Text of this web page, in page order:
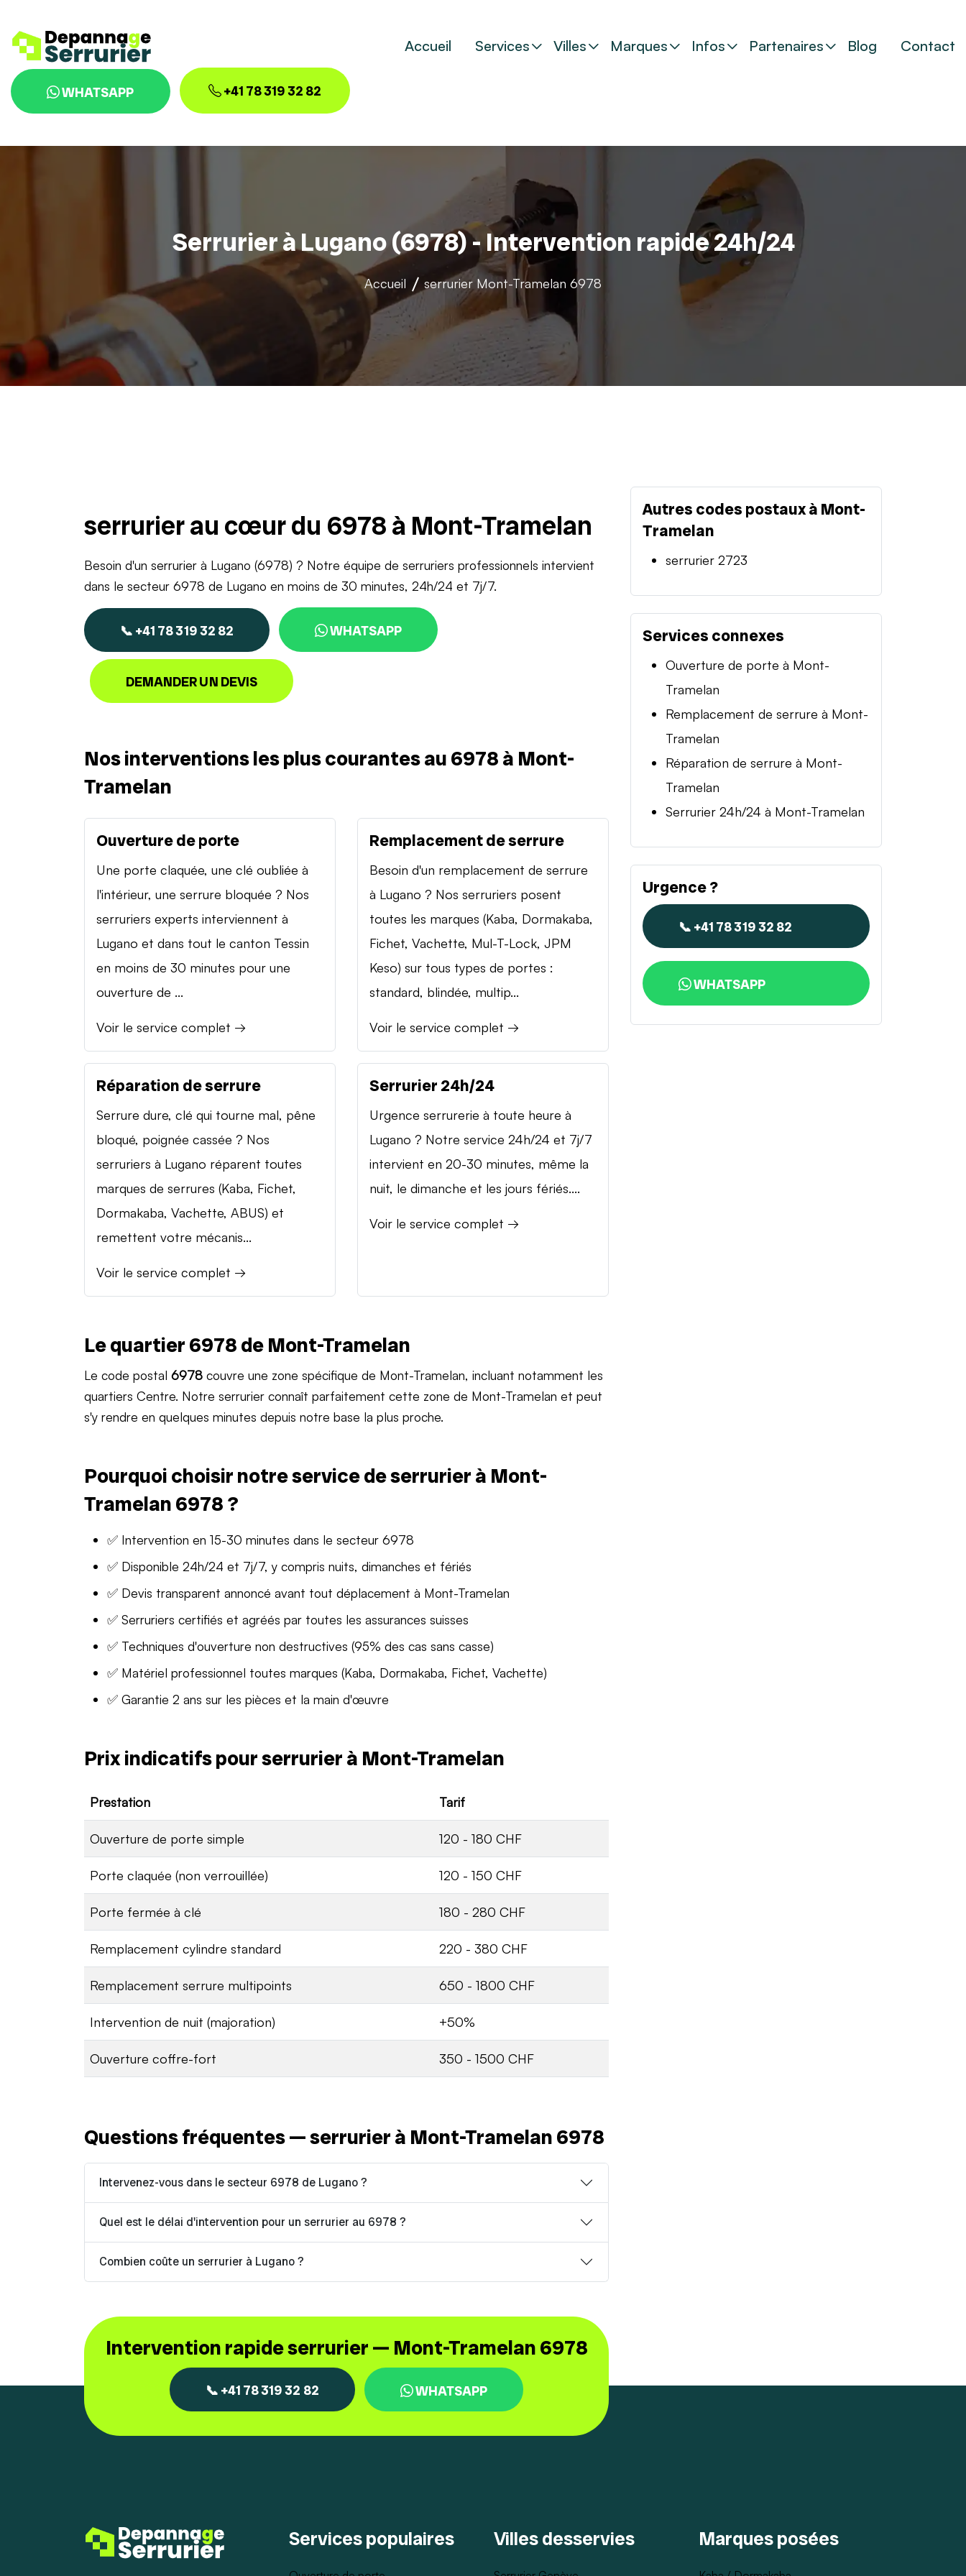
Accueil Services Villes Marques Infos Partenaires Blog Contact
WHATSAPP +41 78 319 32 82
Serrurier à Lugano (6978) - Intervention rapide 24h/24
Accueil serrurier Mont-Tramelan 6978
serrurier au cœur du 6978 à Mont-Tramelan
Besoin d'un serrurier à Lugano (6978) ? Notre équipe de serruriers professionnels intervient
dans le secteur 6978 de Lugano en moins de 30 minutes, 24h/24 et 7j/7.
📞 +41 78 319 32 82 WHATSAPP
DEMANDER UN DEVIS
Nos interventions les plus courantes au 6978 à Mont-
Tramelan
Ouverture de porte
Une porte claquée, une clé oubliée à
l'intérieur, une serrure bloquée ? Nos
serruriers experts interviennent à
Lugano et dans tout le canton Tessin
en moins de 30 minutes pour une
ouverture de ...
Voir le service complet →
Remplacement de serrure
Besoin d'un remplacement de serrure
à Lugano ? Nos serruriers posent
toutes les marques (Kaba, Dormakaba,
Fichet, Vachette, Mul-T-Lock, JPM
Keso) sur tous types de portes :
standard, blindée, multip...
Voir le service complet →
Réparation de serrure
Serrure dure, clé qui tourne mal, pêne
bloqué, poignée cassée ? Nos
serruriers à Lugano réparent toutes
marques de serrures (Kaba, Fichet,
Dormakaba, Vachette, ABUS) et
remettent votre mécanis...
Voir le service complet →
Serrurier 24h/24
Urgence serrurerie à toute heure à
Lugano ? Notre service 24h/24 et 7j/7
intervient en 20-30 minutes, même la
nuit, le dimanche et les jours fériés....
Voir le service complet →
Le quartier 6978 de Mont-Tramelan
Le code postal 6978 couvre une zone spécifique de Mont-Tramelan, incluant notamment les
quartiers Centre. Notre serrurier connaît parfaitement cette zone de Mont-Tramelan et peut
s'y rendre en quelques minutes depuis notre base la plus proche.
Pourquoi choisir notre service de serrurier à Mont-
Tramelan 6978 ?
✅ Intervention en 15-30 minutes dans le secteur 6978
✅ Disponible 24h/24 et 7j/7, y compris nuits, dimanches et fériés
✅ Devis transparent annoncé avant tout déplacement à Mont-Tramelan
✅ Serruriers certifiés et agréés par toutes les assurances suisses
✅ Techniques d'ouverture non destructives (95% des cas sans casse)
✅ Matériel professionnel toutes marques (Kaba, Dormakaba, Fichet, Vachette)
✅ Garantie 2 ans sur les pièces et la main d'œuvre
Prix indicatifs pour serrurier à Mont-Tramelan
Prestation Tarif
Ouverture de porte simple 120 - 180 CHF
Porte claquée (non verrouillée) 120 - 150 CHF
Porte fermée à clé 180 - 280 CHF
Remplacement cylindre standard 220 - 380 CHF
Remplacement serrure multipoints 650 - 1800 CHF
Intervention de nuit (majoration) +50%
Ouverture coffre-fort 350 - 1500 CHF
Questions fréquentes — serrurier à Mont-Tramelan 6978
Intervenez-vous dans le secteur 6978 de Lugano ?
Quel est le délai d'intervention pour un serrurier au 6978 ?
Combien coûte un serrurier à Lugano ?
Intervention rapide serrurier — Mont-Tramelan 6978
📞 +41 78 319 32 82 WHATSAPP
Autres codes postaux à Mont-
Tramelan
serrurier 2723
Services connexes
Ouverture de porte à Mont-
Tramelan
Remplacement de serrure à Mont-
Tramelan
Réparation de serrure à Mont-
Tramelan
Serrurier 24h/24 à Mont-Tramelan
Urgence ?
📞 +41 78 319 32 82
WHATSAPP
Services populaires Villes desservies Marques posées